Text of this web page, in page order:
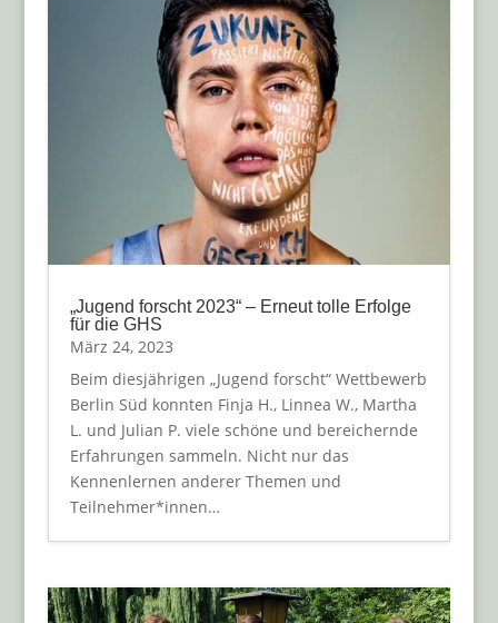
„Jugend forscht 2023“ – Erneut tolle Erfolge
für die GHS
März 24, 2023
Beim diesjährigen „Jugend forscht“ Wettbewerb
Berlin Süd konnten Finja H., Linnea W., Martha
L. und Julian P. viele schöne und bereichernde
Erfahrungen sammeln. Nicht nur das
Kennenlernen anderer Themen und
Teilnehmer*innen…